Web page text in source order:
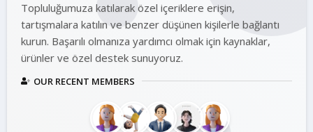
Topluluğumuza katılarak özel içeriklere erişin,
tartışmalara katılın ve benzer düşünen kişilerle bağlantı
kurun. Başarılı olmanıza yardımcı olmak için kaynaklar,
ürünler ve özel destek sunuyoruz.
OUR RECENT MEMBERS